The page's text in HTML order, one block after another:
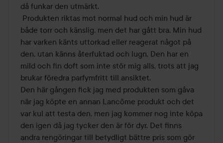
då funkar den utmärkt.
både torr och känslig, men det har gått bra. Min hud
har varken känts uttorkad eller reagerat något på
den, utan känns återfuktad och lugn. Den har en
mild och fin doft som inte stör mig alls, trots att jag
brukar föredra parfymfritt till ansiktet.
Den här gången fick jag med produkten som gåva
när jag köpte en annan Lancõme produkt och det
var kul att testa den, men jag kommer nog inte köpa
den igen då jag tycker den är för dyr. Det finns
andra rengöringar till betydligt bättre pris som gör